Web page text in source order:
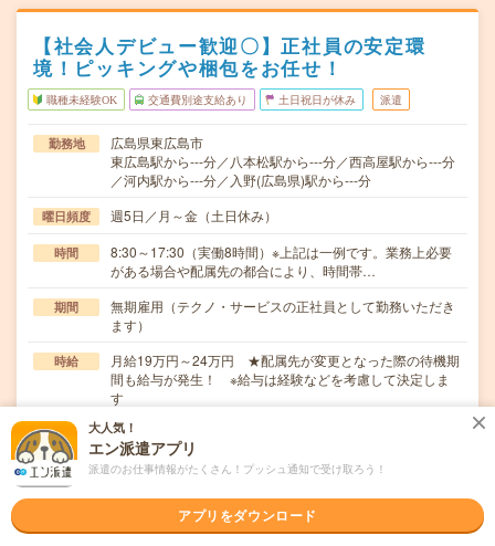
【社会人デビュー歓迎〇】正社員の安定環
境！ピッキングや梱包をお任せ！
職種未経験OK 交通費別途支給あり 土日祝日が休み 派遣
勤務地
広島県東広島市
東広島駅から---分／八本松駅から---分／西高屋駅から---分
／河内駅から---分／入野(広島県)駅から---分
曜日頻度 週5日／月～金（土日休み）
時間
8:30～17:30（実働8時間）※上記は一例です。業務上必要
がある場合や配属先の都合により、時間帯…
期間
無期雇用（テクノ・サービスの正社員として勤務いただき
ます）
時給
月給19万円～24万円 ★配属先が変更となった際の待機期
間も給与が発生！ ※給与は経験などを考慮して決定しま
す
交通費支給
仕事内容
ん！】シンプルな作業が中心なので、安心してスタート
大人気！
エン派遣アプリ
派遣のお仕事情報がたくさん！プッシュ通知で受け取ろう！
アプリをダウンロード